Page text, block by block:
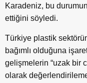
Karadeniz, bu
ettiğini söyledi.
Türkiye plastik
bağımlı olduğuna
gelişmelerin “uzak bir
olarak